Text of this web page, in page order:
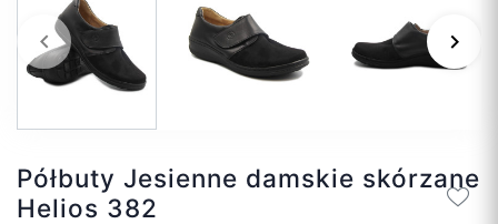
Poprzedni
keyboard_arrow_left keyboard_arrow_right
Półbuty Jesienne damskie skórzane
Helios 382